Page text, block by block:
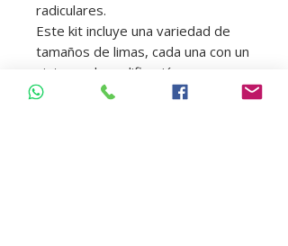
radiculares.
Este kit incluye una variedad de
tamaños de limas, cada una con un
sistema de codificación por
colores que facilita la identificación